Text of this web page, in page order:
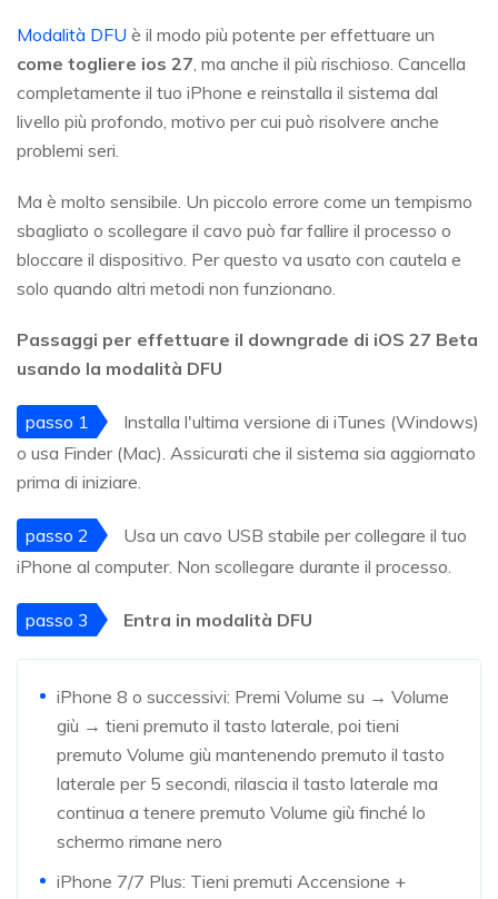
Modalità DFU è il modo più potente per effettuare un
come togliere ios 27 , ma anche il più rischioso. Cancella
completamente il tuo iPhone e reinstalla il sistema dal
livello più profondo, motivo per cui può risolvere anche
problemi seri.
Ma è molto sensibile. Un piccolo errore come un tempismo
sbagliato o scollegare il cavo può far fallire il processo o
bloccare il dispositivo. Per questo va usato con cautela e
solo quando altri metodi non funzionano.
Passaggi per effettuare il downgrade di iOS 27 Beta
usando la modalità DFU
passo 1
Installa l'ultima versione di iTunes (Windows)
o usa Finder (Mac). Assicurati che il sistema sia aggiornato
prima di iniziare.
passo 2
Usa un cavo USB stabile per collegare il tuo
iPhone al computer. Non scollegare durante il processo.
passo 3 Entra in modalità DFU
iPhone 8 o successivi: Premi Volume su → Volume
giù → tieni premuto il tasto laterale, poi tieni
premuto Volume giù mantenendo premuto il tasto
laterale per 5 secondi, rilascia il tasto laterale ma
continua a tenere premuto Volume giù finché lo
schermo rimane nero
iPhone 7/7 Plus: Tieni premuti Accensione +